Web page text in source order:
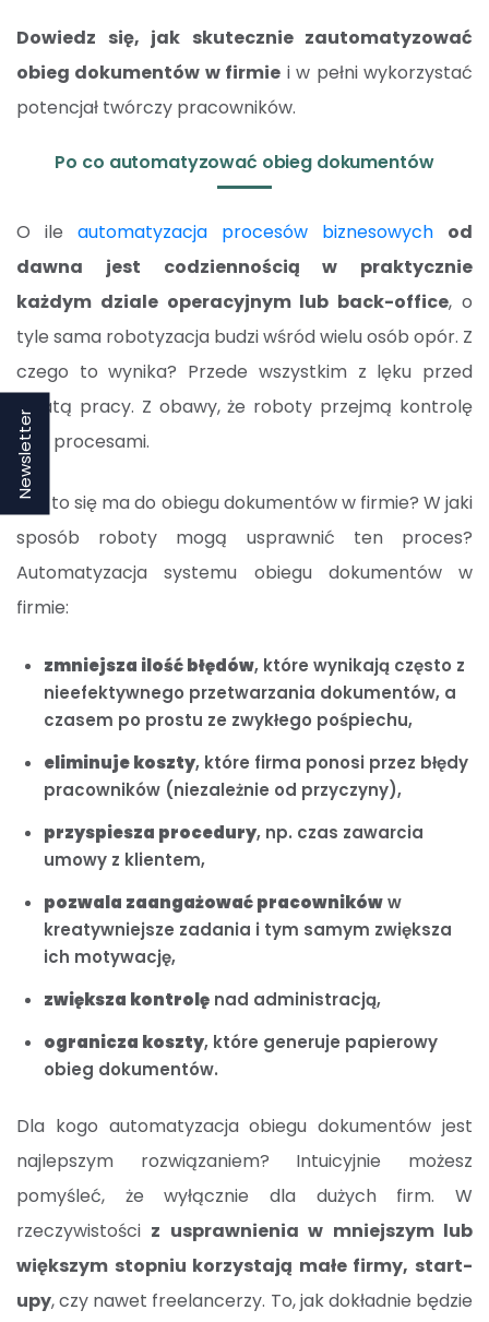
Dowiedz się, jak skutecznie zautomatyzować
obieg dokumentów w firmie i w pełni wykorzystać
potencjał twórczy pracowników.
Po co automatyzować obieg dokumentów
O ile automatyzacja procesów biznesowych
od
dawna jest codziennością w praktycznie
każdym dziale operacyjnym lub back-office, o
tyle sama robotyzacja budzi wśród wielu osób opór. Z
czego to wynika? Przede wszystkim z lęku przed
utratą pracy. Z obawy, że roboty przejmą kontrolę
nad procesami.
Jak to się ma do obiegu dokumentów w firmie? W jaki
sposób roboty mogą usprawnić ten proces?
Automatyzacja systemu obiegu dokumentów w
firmie:
zmniejsza ilość błędów, które wynikają często z
nieefektywnego przetwarzania dokumentów, a
czasem po prostu ze zwykłego pośpiechu,
eliminuje koszty, które firma ponosi przez błędy
pracowników (niezależnie od przyczyny),
przyspiesza procedury, np. czas zawarcia
umowy z klientem,
pozwala zaangażować pracownikóww
kreatywniejsze zadania i tym samym zwiększa
ich motywację,
zwiększa kontrolę nad administracją,
ogranicza koszty, które generuje papierowy
obieg dokumentów.
Dla kogo automatyzacja obiegu dokumentów jest
najlepszym rozwiązaniem? Intuicyjnie możesz
pomyśleć, że wyłącznie dla dużych firm. W
rzeczywistości z usprawnienia w mniejszym lub
większym stopniu korzystają małe firmy, start-
upy, czy nawet freelancerzy. To, jak dokładnie będzie
Newsletter